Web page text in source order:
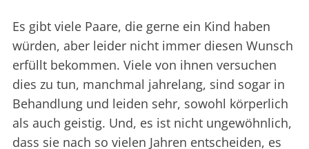
Es gibt viele Paare, die gerne ein Kind haben
würden, aber leider nicht immer diesen Wunsch
erfüllt bekommen. Viele von ihnen versuchen
dies zu tun, manchmal jahrelang, sind sogar in
Behandlung und leiden sehr, sowohl körperlich
als auch geistig. Und, es ist nicht ungewöhnlich,
dass sie nach so vielen Jahren entscheiden, es